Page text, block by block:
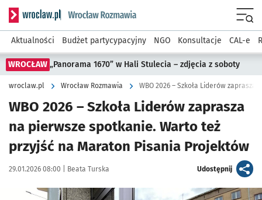
Serwis informacyjny wroclaw.pl podserwis: Rozmawia
Aktualności Budżet partycypacyjny NGO Konsultacje CAL-e
WROCŁAW „Panorama 1670” w Hali Stulecia – zdjęcia z soboty
wroclaw.pl Wrocław Rozmawia WBO 2026 – Szkoła Liderów
WBO 2026 – Szkoła Liderów zaprasza
na pierwsze spotkanie. Warto też
przyjść na Maraton Pisania Projektów
Data publikacji:
29.01.2026 08:00 | Autor:
Beata Turska Udostępnijartykuł
Kliknij, aby powiększyć